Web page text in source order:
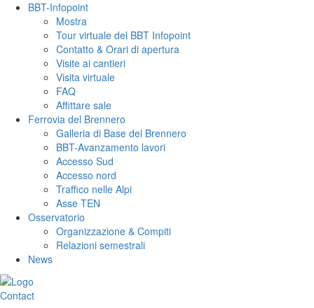
BBT-Infopoint
Mostra
Tour virtuale del BBT Infopoint
Contatto & Orari di apertura
Visite ai cantieri
Visita virtuale
FAQ
Affittare sale
Ferrovia del Brennero
Galleria di Base del Brennero
BBT-Avanzamento lavori
Accesso Sud
Accesso nord
Traffico nelle Alpi
Asse TEN
Osservatorio
Organizzazione & Compiti
Relazioni semestrali
News
Contact